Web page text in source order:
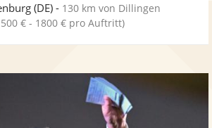
(DE) - 130 km von Dillingen
€ - 1800 € pro Auftritt)